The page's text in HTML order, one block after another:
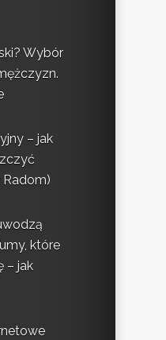
Wybór
– jak
Radom)
które
– jak